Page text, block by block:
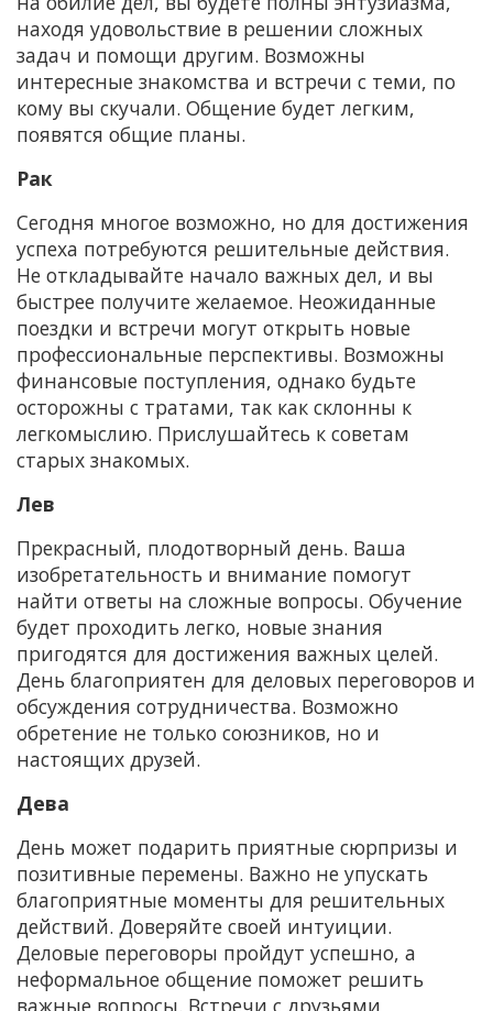
находя удовольствие в решении сложных
задач и помощи другим. Возможны
интересные знакомства и встречи с теми, по
кому вы скучали. Общение будет легким,
появятся общие планы.
Рак
Сегодня многое возможно, но для достижения
успеха потребуются решительные действия.
Не откладывайте начало важных дел, и вы
быстрее получите желаемое. Неожиданные
поездки и встречи могут открыть новые
профессиональные перспективы. Возможны
финансовые поступления, однако будьте
осторожны с тратами, так как склонны к
легкомыслию. Прислушайтесь к советам
старых знакомых.
Лев
Прекрасный, плодотворный день. Ваша
изобретательность и внимание помогут
найти ответы на сложные вопросы. Обучение
будет проходить легко, новые знания
пригодятся для достижения важных целей.
День благоприятен для деловых переговоров и
обсуждения сотрудничества. Возможно
обретение не только союзников, но и
настоящих друзей.
Дева
День может подарить приятные сюрпризы и
позитивные перемены. Важно не упускать
благоприятные моменты для решительных
действий. Доверяйте своей интуиции.
Деловые переговоры пройдут успешно, а
неформальное общение поможет решить